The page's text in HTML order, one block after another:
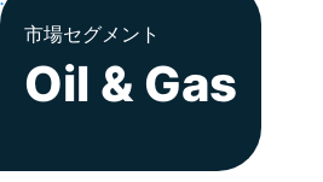
弊社概要
連絡先
市場セグメント
Oil & Gas